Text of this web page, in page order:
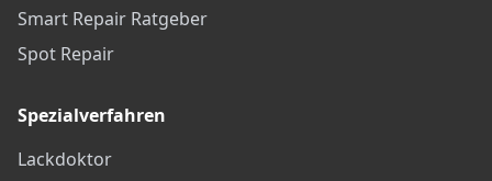
Smart Repair Ratgeber
Spot Repair
Spezialverfahren
Lackdoktor